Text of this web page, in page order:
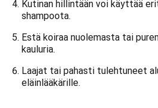
Kutinan hillintään voi käyttää
shampoota.
Estä koiraa nuolemasta tai
kauluria.
Laajat tai pahasti tulehtuneet
eläinlääkärille.